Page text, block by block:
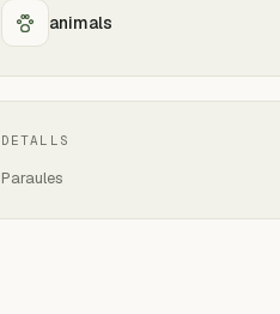
animals
DETALLS
Paraules